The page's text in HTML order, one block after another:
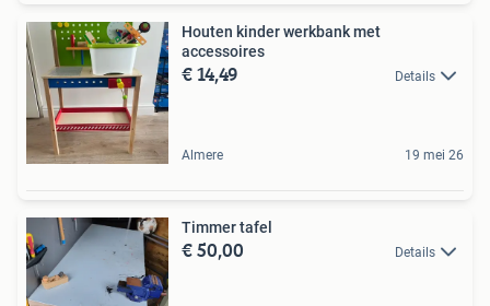
Houten kinder werkbank met
accessoires
€ 14,49 Details
Almere 19 mei 26
Timmer tafel
€ 50,00 Details